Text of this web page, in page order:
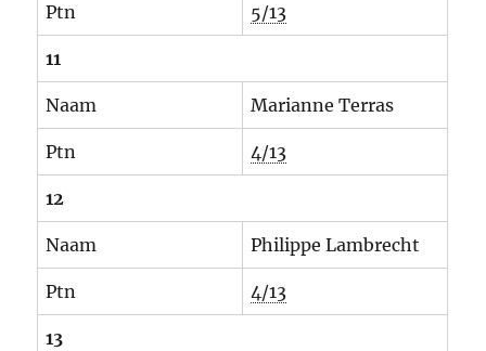
Ptn 5/13
11
Naam Marianne Terras
Ptn 4/13
12
Naam Philippe Lambrecht
Ptn 4/13
13